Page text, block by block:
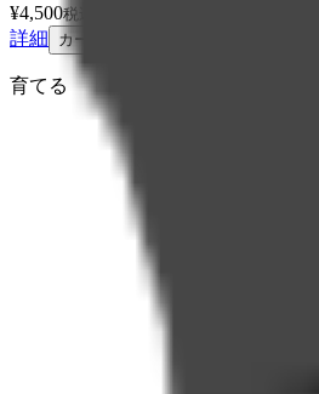
¥4,500税込
詳細 カートに追加
育てる